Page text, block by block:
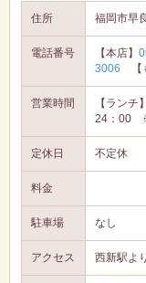
住所 福岡市早
電話番号 【本店】
3006 【
営業時間
【ラン
24：00 ※
定休日 不定休
料金
駐車場 なし
アクセス 西新駅よ